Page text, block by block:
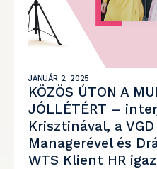
JANUÁR 2, 2025
KÖZÖS ÚTON A
JÓLLÉTÉRT –
Krisztinával, a
Managerével és
WTS Klient HR